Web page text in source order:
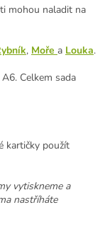
mohou naladit na
, Moře a Louka.
Celkem sada
kartičky použít
vytiskneme a
nastříháte